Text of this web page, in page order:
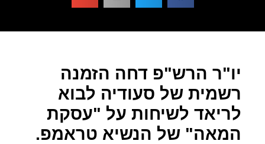
יו"ר הרש"פ דחה הזמנה
רשמית של סעודיה לבוא
לריאד לשיחות על "עסקת
המאה" של הנשיא טראמפ.